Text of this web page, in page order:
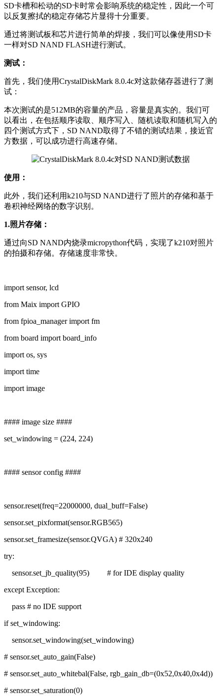
SD卡槽和松动的SD卡时常会影响系统的稳定性，因此一个可
以反复擦拭的稳定存储芯片显得十分重要。
通过将测试板和芯片进行简单的焊接，我们可以像使用SD卡
一样对SD NAND FLASH进行测试。
测试：
首先，我们使用CrystalDiskMark 8.0.4c对这款储存器进行了测
试：
本次测试的是512MB的容量的产品，容量是真实的。我们可
以看出，在包括顺序读取、顺序写入、随机读取和随机写入的
四个测试方式下，SD NAND取得了不错的测试结果，接近官
方数据，可以成功进行高速存储。
使用：
此外，我们还利用k210与SD NAND进行了照片的存储和基于
卷积神经网络的数字识别。
1.照片存储：
通过向SD NAND内烧录micropython代码，实现了k210对照片
的拍摄和存储。存储速度非常快。
import sensor, lcd
from Maix import GPIO
from fpioa_manager import fm
from board import board_info
import os, sys
import time
import image
#### image size ####
set_windowing = (224, 224)
#### sensor config ####
sensor.reset(freq=22000000, dual_buff=False)
sensor.set_pixformat(sensor.RGB565)
sensor.set_framesize(sensor.QVGA) # 320x240
try:
sensor.set_jb_quality(95) # for IDE display quality
except Exception:
pass # no IDE support
if set_windowing:
sensor.set_windowing(set_windowing)
# sensor.set_auto_gain(False)
# sensor.set_auto_whitebal(False, rgb_gain_db=(0x52,0x40,0x4d))
# sensor.set_saturation(0)